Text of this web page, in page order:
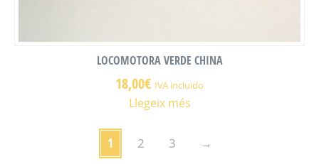
LOCOMOTORA VERDE CHINA
18,00€ IVA incluido
Llegeix més
1 2 3 →